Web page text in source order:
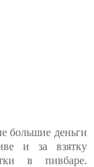
большие деньги
и за взятку
в пивбаре.